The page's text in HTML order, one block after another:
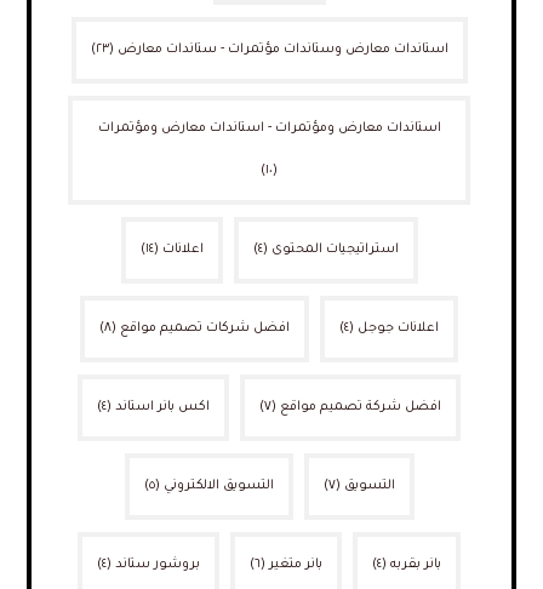
استاندات معارض وستاندات مؤتمرات - ستاندات معارض (٢٣)
استاندات معارض ومؤتمرات - استاندات معارض ومؤتمرات
(١٠)
استراتيجيات المحتوى (٤) اعلانات (١٤)
اعلانات جوجل (٤) افضل شركات تصميم مواقع (٨)
افضل شركة تصميم مواقع (٧) اكس بانر استاند (٤)
التسويق (٧) التسويق الالكتروني (٥)
بانر بقربه (٤) بانر متغير (٦) بروشور ستاند (٤)